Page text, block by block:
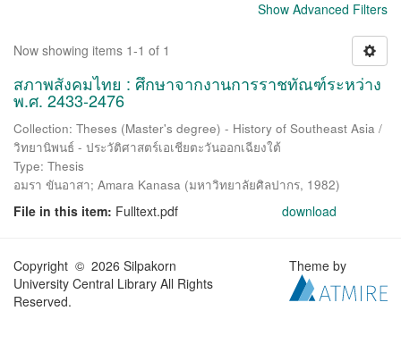
Show Advanced Filters
Now showing items 1-1 of 1
สภาพสังคมไทย : ศึกษาจากงานการราชทัณฑ์ระหว่าง
พ.ศ. 2433-2476
Collection: Theses (Master's degree) - History of Southeast Asia /
วิทยานิพนธ์ - ประวัติศาสตร์เอเชียตะวันออกเฉียงใต้
Type: Thesis
อมรา ขันอาสา; Amara Kanasa (มหาวิทยาลัยศิลปากร, 1982)
File in this item: Fulltext.pdf download
Copyright © 2026 Silpakorn
University Central Library All Rights
Reserved.
Theme by